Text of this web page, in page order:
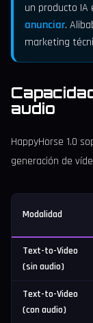
un producto IA
anunciar.
marketing
audio
HappyHorse 1.0
generación de
Modalidad
Text-to-Video
(sin audio)
Text-to-Video
(con audio)